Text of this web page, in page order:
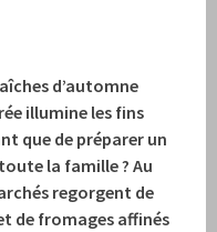
d’automne
illumine les fins
que de préparer un
la famille ? Au
regorgent de
de fromages affinés